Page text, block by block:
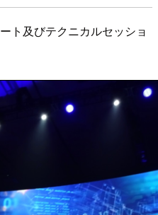
ト及びテクニカルセッショ